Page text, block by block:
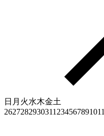
日 月 火水木金土
2627282930311 234567891011